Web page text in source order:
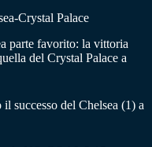
Crystal Palace
parte favorito: la vittoria
del Crystal Palace a
successo del Chelsea (1) a